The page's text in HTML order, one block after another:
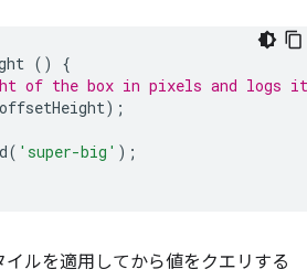
()
{
of the box in pixels and logs
offsetHeight);
( 'super-big' );
ルを適用してから値をクエリする